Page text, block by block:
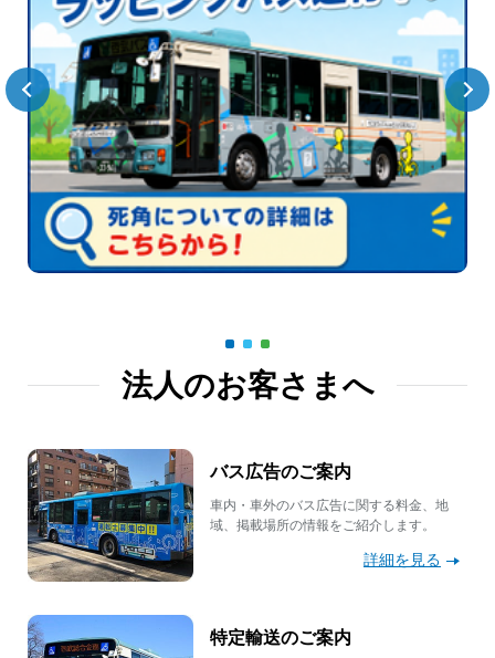
法人のお客さまへ
バス広告のご案内
車内・車外のバス広告に関する料金、地
域、掲載場所の情報をご紹介します。
詳細を見る
特定輸送のご案内